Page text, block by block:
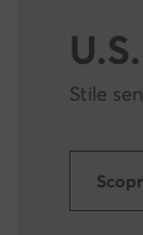
Stile